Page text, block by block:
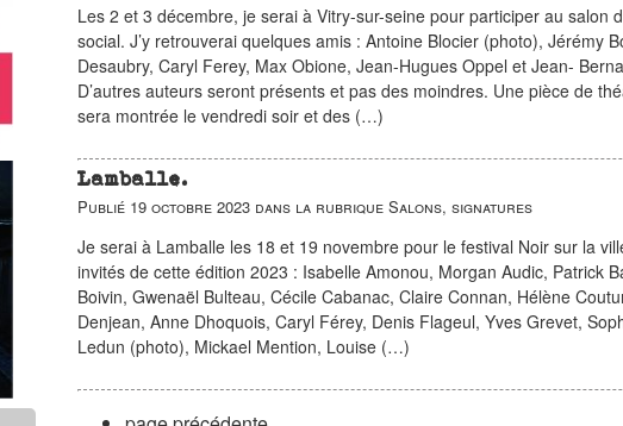
Les 2 et 3 décembre, je serai à Vitry-sur-seine pour participer au salon
social. J’y retrouverai quelques amis : Antoine Blocier (photo), Jérémy
Desaubry, Caryl Ferey, Max Obione, Jean-Hugues Oppel et Jean-
D’autres auteurs seront présents et pas des moindres. Une pièce de
sera montrée le vendredi soir et des (…)
Lamballe.
Publié 19 octobre 2023 dans la rubriqueSalons, signatures
Je serai à Lamballe les 18 et 19 novembre pour le festival Noir sur la
invités de cette édition 2023 : Isabelle Amonou, Morgan Audic, Patrick
Boivin, Gwenaël Bulteau, Cécile Cabanac, Claire Connan, Hélène
Denjean, Anne Dhoquois, Caryl Férey, Denis Flageul, Yves Grevet,
Ledun (photo), Mickael Mention, Louise (…)